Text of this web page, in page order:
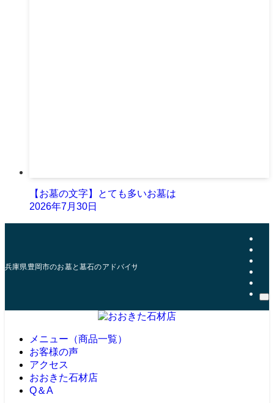
【お墓の文字】とても多いお墓は
2026年7月30日
兵庫県豊岡市のお墓と墓石のアドバイザー | おおきた石材店
メニュー（商品一覧）
お客様の声
アクセス
おおきた石材店
Q＆A